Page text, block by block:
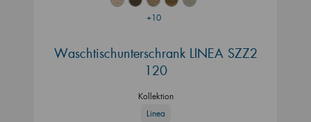
+10
Waschtischunterschrank LINEA SZZ2
120
Kollektion
Linea